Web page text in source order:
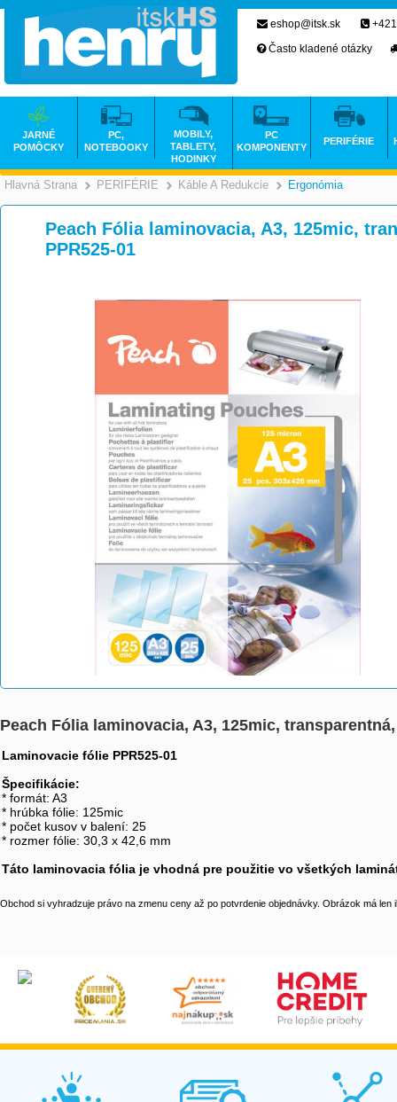
Hlavná Strana >
PERIFÉRIE >
Káble A Redukcie >
Ergonómia
Peach Fólia laminovacia, A3, 125mic,
PPR525-01
Peach Fólia laminovacia, A3, 125mic,
Laminovacie fólie PPR525-01
Špecifikácie:
* formát: A3
* hrúbka fólie: 125mic
* počet kusov v balení: 25
* rozmer fólie: 30,3 x 42,6 mm
Táto laminovacia fólia je vhodná pre použitie vo všetkých
Obchod si vyhradzuje právo na zmenu ceny až po potvrdenie objednávky. Obrázok má len
eshop@itsk.sk
Často kladené otázky
JARNÉ
POMÔCKY
PC,
NOTEBOOKY
MOBILY,
TABLETY,
HODINKY
PC
KOMPONENTY
PERIFÉRIE